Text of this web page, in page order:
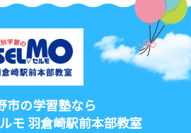
市の学習塾なら
モ 羽倉崎駅前本部教室